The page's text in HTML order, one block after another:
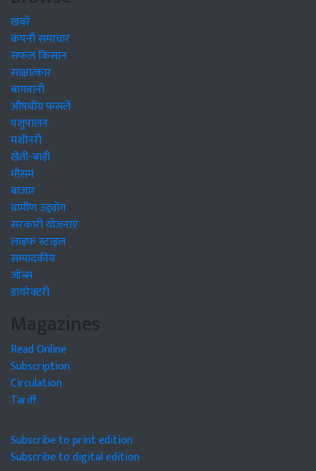
खबरें
कंपनी समाचार
सफल किसान
साक्षात्कार
बागवानी
औषधीय फसलें
पशुपालन
मशीनरी
खेती-बाड़ी
मौसम
बाजार
ग्रामीण उद्द्योग
सरकारी योजनाएं
लाइफ स्टाइल
सम्पादकीय
जॉब्स
डायरेक्टरी
Magazines
Read Online
Subscription
Circulation
Tariff
Subscribe to print edition
Subscribe to digital edition